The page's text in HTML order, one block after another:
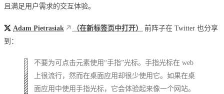
且满足用户需求的交互体验。
Adam Pietrasiak （在新标签页中打开）
前阵子在 Twitter 也分享
到：
不要为可点击元素使用“手指”光标。手指光标在 web
上很流行，然而在桌面应用却很少使用它。如果在桌
面应用中使用手指光标，它会体验起来像一个网站。